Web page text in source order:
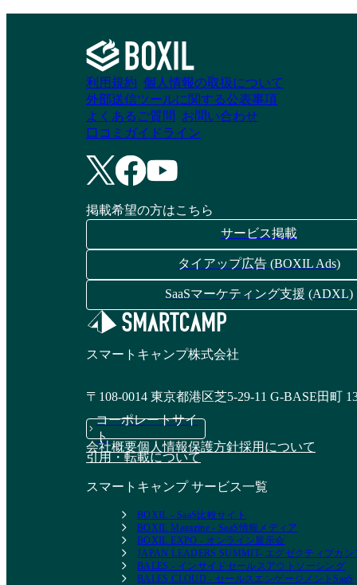
利用規約 個人情報の取扱について
外部送信ツールに関する公表事項
よくあるご質問
お問い合わせ
口コミガイドライン
掲載希望の方はこちら
サービス掲載
タイアップ広告 (BOXIL Ads)
SaaSマーケティング支援 (ADXL)
スマートキャンプ株式会社
〒108-0014 東京都港区芝5-29-11 G-BASE田町
コーポレートサイ
ト
会社概要個人情報保護方針採用について
引用・転載について
スマートキャンプ サービス一覧
BOXIL - SaaS比較サイト
BOXIL Magazine - SaaS情報メディア
BOXIL EXPO - オンライン展示会
JAPAN LEADERS SUMMIT- エグゼクティブカン
BALES - インサイドセールスアウトソーシング
BALES CLOUD - セールスエンゲージメントSaaS